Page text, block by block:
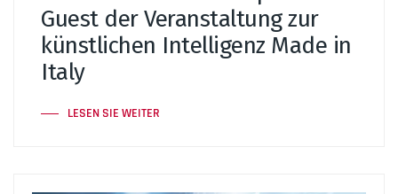
Guest der Veranstaltung zur
künstlichen Intelligenz Made in
Italy
LESEN SIE WEITER